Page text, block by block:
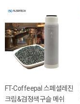
FT-Coffeepal 스페셜레진
크림&검정색구슬 메쉬